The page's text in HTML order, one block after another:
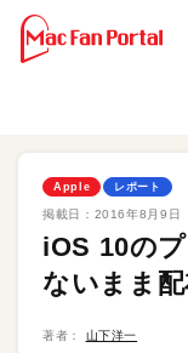
Apple レポート
掲載日： 2016年8月9日
iOS 10の
ないまま
著者： 山下洋一